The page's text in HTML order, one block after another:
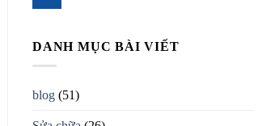
Lái,
Lái
Không
ở
Nâng
Bị
Cong,
DANH MỤC BÀI VIẾT
blog (51)